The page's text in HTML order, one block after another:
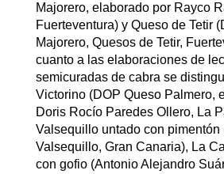
Majorero, elaborado por Rayco
Fuerteventura) y Queso de Tetir
Majorero, Quesos de Tetir,
cuanto a las elaboraciones de
semicuradas de cabra se
Victorino (DOP Queso Palmero,
Doris Rocío Paredes Ollero, La
Valsequillo untado con pimentón
Valsequillo, Gran Canaria), La
con gofio (Antonio Alejandro